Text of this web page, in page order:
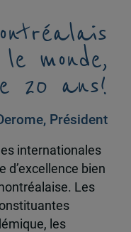
monde,
20 ans!
Président
internationales
d’excellence bien
Les
les